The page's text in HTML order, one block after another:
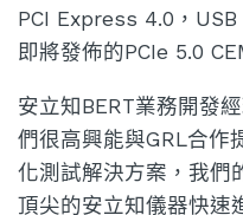
PCI Express 4.0，
即將發佈的PCIe 5.0
安立知BERT業務開發
們很高興能與GRL合作
化測試解決方案，我們
頂尖的安立知儀器快速